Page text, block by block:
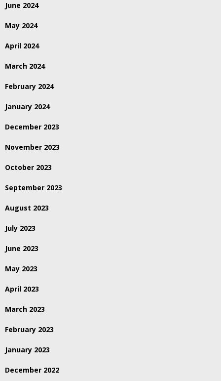
June 2024
May 2024
April 2024
March 2024
February 2024
January 2024
December 2023
November 2023
October 2023
September 2023
August 2023
July 2023
June 2023
May 2023
April 2023
March 2023
February 2023
January 2023
December 2022